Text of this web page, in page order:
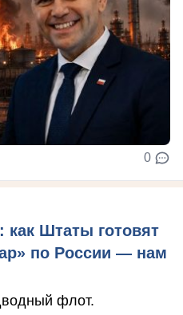
0
как Штаты готовят
по России — нам
флот.